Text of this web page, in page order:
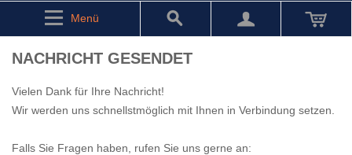
Menü
NACHRICHT GESENDET
Vielen Dank für Ihre Nachricht!
Wir werden uns schnellstmöglich mit Ihnen in Verbindung setzen.
Falls Sie Fragen haben, rufen Sie uns gerne an: